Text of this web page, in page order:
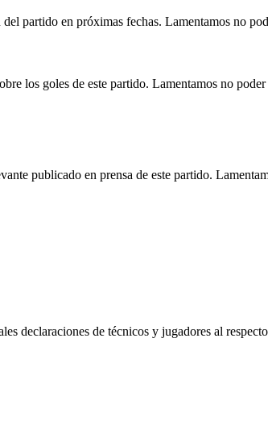
partido en próximas fechas. Lamentamos no
los goles de este partido. Lamentamos no
publicado en prensa de este partido.
declaraciones de técnicos y jugadores al